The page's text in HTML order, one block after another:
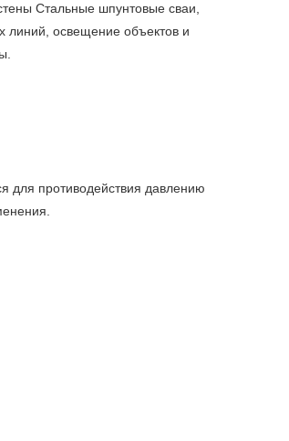
Стальные шпунтовые сваи,
линий, освещение объектов и
для противодействия давлению